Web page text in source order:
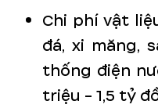
Chi phí vật
đá, xi măng,
thống điện
triệu - 1,5 tỷ